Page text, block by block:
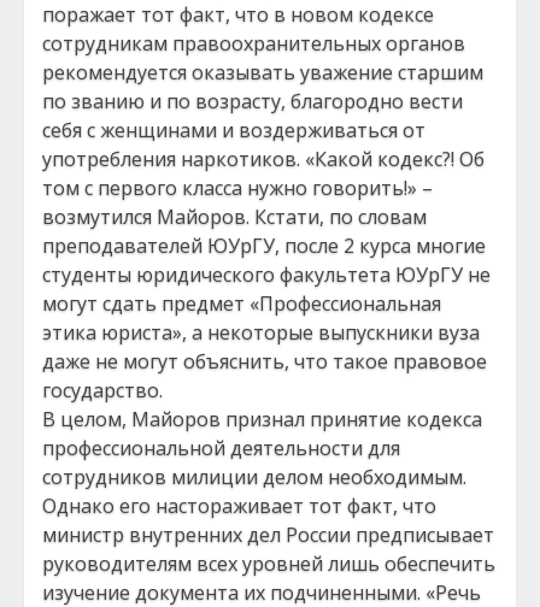
поражает тот факт, что в новом кодексе
сотрудникам правоохранительных органов
рекомендуется оказывать уважение старшим
по званию и по возрасту, благородно вести
себя с женщинами и воздерживаться от
употребления наркотиков. «Какой кодекс?! Об
том с первого класса нужно говорить!» –
возмутился Майоров. Кстати, по словам
преподавателей ЮУрГУ, после 2 курса многие
студенты юридического факультета ЮУрГУ не
могут сдать предмет «Профессиональная
этика юриста», а некоторые выпускники вуза
даже не могут объяснить, что такое правовое
государство.
В целом, Майоров признал принятие кодекса
профессиональной деятельности для
сотрудников милиции делом необходимым.
Однако его настораживает тот факт, что
министр внутренних дел России предписывает
руководителям всех уровней лишь обеспечить
изучение документа их подчиненными. «Речь